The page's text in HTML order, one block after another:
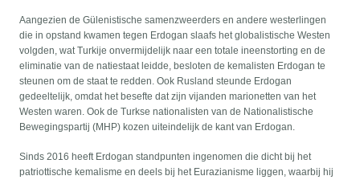
Aangezien de Gülenistische samenzweerders en andere westerlingen
die in opstand kwamen tegen Erdogan slaafs het globalistische Westen
volgden, wat Turkije onvermijdelijk naar een totale ineenstorting en de
eliminatie van de natiestaat leidde, besloten de kemalisten Erdogan te
steunen om de staat te redden. Ook Rusland steunde Erdogan
gedeeltelijk, omdat het besefte dat zijn vijanden marionetten van het
Westen waren. Ook de Turkse nationalisten van de Nationalistische
Bewegingspartij (MHP) kozen uiteindelijk de kant van Erdogan.
Sinds 2016 heeft Erdogan standpunten ingenomen die dicht bij het
patriottische kemalisme en deels bij het Eurazianisme liggen, waarbij hij